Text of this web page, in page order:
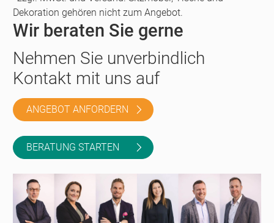
Dekoration gehören nicht zum Angebot.
Wir beraten Sie gerne
Nehmen Sie unverbindlich
Kontakt mit uns auf
ANGEBOT ANFORDERN
BERATUNG STARTEN